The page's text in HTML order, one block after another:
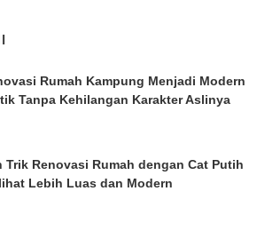
Rumah Kampung Menjadi Modern
Tanpa Kehilangan Karakter Aslinya
Trik Renovasi Rumah dengan Cat Putih
Lebih Luas dan Modern